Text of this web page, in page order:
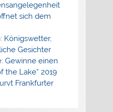
sich dem
Königswetter,
Gesichter
Gewinne einen
the Lake“ 2019
Frankfurter